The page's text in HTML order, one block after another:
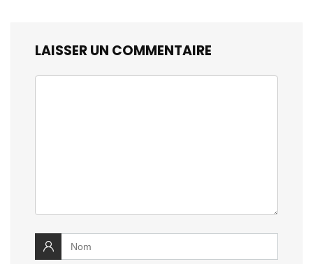
LAISSER UN COMMENTAIRE